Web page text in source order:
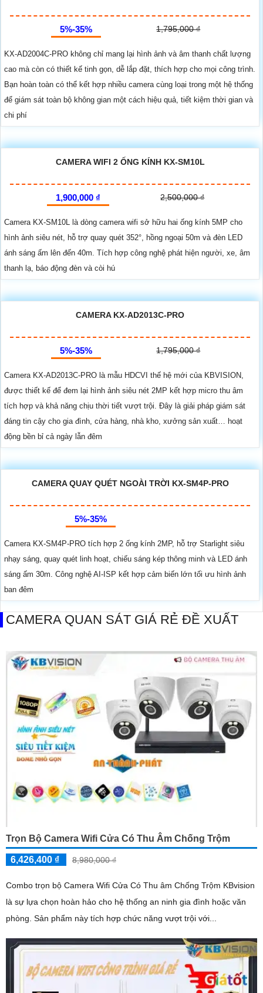
5%-35% 1,795,000 ₫
KX‑AD2004C‑PRO không chỉ mang lại hình ảnh và âm thanh chất lượng
cao mà còn có thiết kế tinh gọn, dễ lắp đặt, thích hợp cho mọi công trình.
Bạn hoàn toàn có thể kết hợp nhiều camera cùng loại trong một hệ thống
để giám sát toàn bộ không gian một cách hiệu quả, tiết kiệm thời gian và
chi phí
CAMERA WIFI 2 ỐNG KÍNH KX-SM10L
1,900,000 ₫ 2,500,000 ₫
Camera KX-SM10L là dòng camera wifi sở hữu hai ống kính 5MP cho
hình ảnh siêu nét, hỗ trợ quay quét 352°, hồng ngoại 50m và đèn LED
ánh sáng ấm lên đến 40m. Tích hợp công nghệ phát hiện người, xe, âm
thanh lạ, báo động đèn và còi hú
CAMERA KX-AD2013C-PRO
5%-35% 1,795,000 ₫
Camera KX‑AD2013C‑PRO là mẫu HDCVI thế hệ mới của KBVISION,
được thiết kế để đem lại hình ảnh siêu nét 2MP kết hợp micro thu âm
tích hợp và khả năng chịu thời tiết vượt trội. Đây là giải pháp giám sát
đáng tin cậy cho gia đình, cửa hàng, nhà kho, xưởng sản xuất… hoạt
động bền bỉ cả ngày lẫn đêm
CAMERA QUAY QUÉT NGOÀI TRỜI KX-SM4P-PRO
5%-35%
Camera KX-SM4P-PRO tích hợp 2 ống kính 2MP, hỗ trợ Starlight siêu
nhạy sáng, quay quét linh hoạt, chiếu sáng kép thông minh và LED ánh
sáng ấm 30m. Công nghệ AI-ISP kết hợp cảm biến lớn tối ưu hình ảnh
ban đêm
CAMERA QUAN SÁT GIÁ RẺ ĐỀ XUẤT
Trọn Bộ Camera Wifi Cửa Có Thu Âm Chống Trộm
6,426,400 ₫ 8,980,000 ₫
Combo trọn bộ Camera Wifi Cửa Có Thu âm Chống Trộm KBvision
là sự lựa chọn hoàn hảo cho hệ thống an ninh gia đình hoặc văn
phòng. Sản phẩm này tích hợp chức năng vượt trội với...